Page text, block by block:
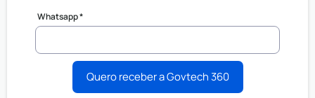
Whatsapp *
Quero receber a Govtech 360